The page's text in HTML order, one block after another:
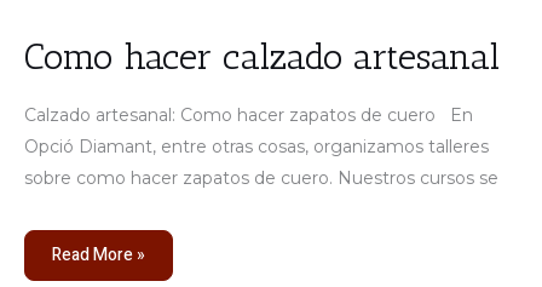
Como hacer calzado artesanal
Calzado artesanal: Como hacer zapatos de cuero En
Opció Diamant, entre otras cosas, organizamos talleres
sobre como hacer zapatos de cuero. Nuestros cursos se
hacer
calzado
Read More »